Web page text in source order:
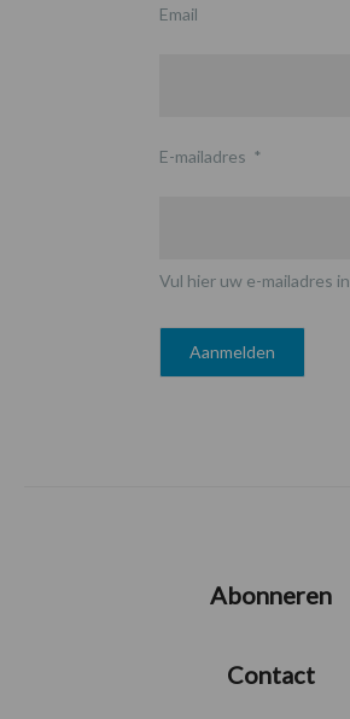
Email
E-mailadres *
Vul hier uw e-mailadres in
Abonneren
Contact